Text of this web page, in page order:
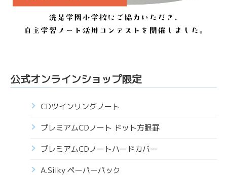
公式オンラインショップ限定
CDツインリングノート
プレミアムCDノート ドット方眼罫
プレミアムCDノートハードカバー
A.Silky ペーパーパック